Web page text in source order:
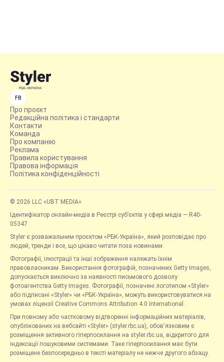
FB
Про проєкт
Редакційна політика і стандарти
Контакти
Команда
Про компанію
Реклама
Правила користування
Правова інформація
Політика конфіденційності
© 2026 LLC «UBT MEDIA»
Ідентифікатор онлайн-медіа в Реєстрі суб’єктів у сфері медіа — R40-
05347
Styler є розважальним проєктом «РБК-Україна», який розповідає про
людей, тренди і все, що цікаво читати поза новинами.
Фотографії, ілюстрації та інші зображення належать їхнім
правовласникам. Використання фотографій, позначених Getty Images,
допускається виключно за наявності письмового дозволу
фотоагентства Getty Images. Фотографії, позначені логотипом «Styler»
або підписані «Styler» чи «РБК-Україна», можуть використовуватися на
умовах ліцензії Creative Commons Attribution 4.0 International.
При повному або частковому відтворенні інформаційних матеріалів,
опублікованих на вебсайті «Styler» (styler.rbc.ua), обов'язковим є
розміщення активного гіперпосилання на styler.rbc.ua, відкритого для
індексації пошуковими системами. Таке гіперпосилання має бути
розміщене безпосередньо в тексті матеріалу не нижче другого абзацу.